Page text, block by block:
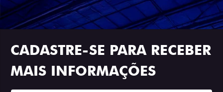
CADASTRE-SE PARA RECEBER
MAIS INFORMAÇÕES